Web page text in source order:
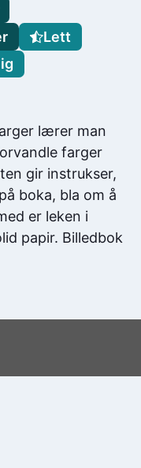
lærer man
farger
gir instrukser,
boka, bla om å
er leken i
papir. Billedbok
Lett